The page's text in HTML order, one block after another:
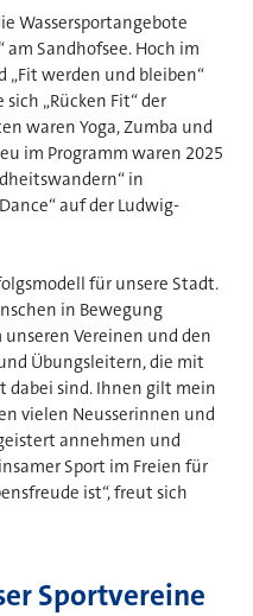
Wassersportangebote
am Sandhofsee. Hoch im
„Fit werden und bleiben“
„Rücken Fit“ der
waren Yoga, Zumba und
im Programm waren 2025
in
auf der Ludwig-
für unsere Stadt.
in Bewegung
Vereinen und den
Übungsleitern, die mit
dabei sind. Ihnen gilt mein
vielen Neusserinnen und
annehmen und
Sport im Freien für
ist“, freut sich
Sportvereine